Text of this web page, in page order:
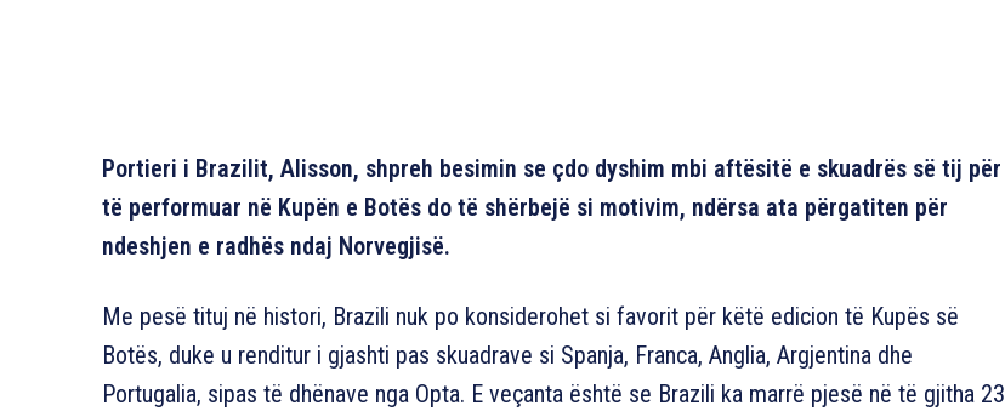
Portieri i Brazilit, Alisson, shpreh besimin se çdo dyshim mbi aftësitë e skuadrës së tij për
të performuar në Kupën e Botës do të shërbejë si motivim, ndërsa ata përgatiten për
ndeshjen e radhës ndaj Norvegjisë.
Me pesë tituj në histori, Brazili nuk po konsiderohet si favorit për këtë edicion të Kupës së
Botës, duke u renditur i gjashti pas skuadrave si Spanja, Franca, Anglia, Argjentina dhe
Portugalia, sipas të dhënave nga Opta. E veçanta është se Brazili ka marrë pjesë në të gjitha 23